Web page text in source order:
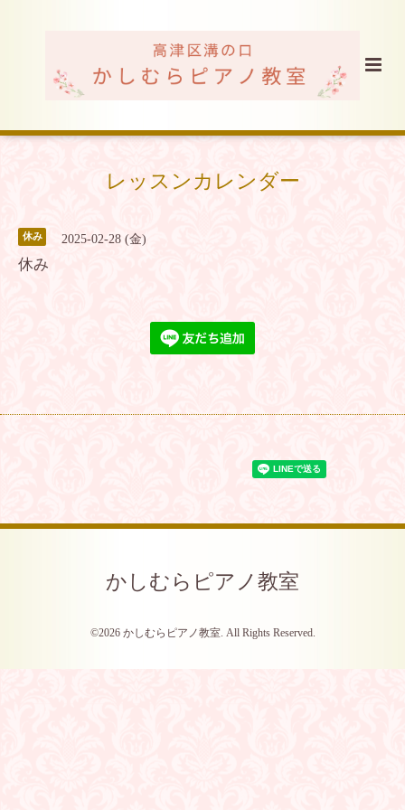
レッスンカレンダー
休み 2025-02-28 (金)
休み
かしむらピアノ教室
©2026 かしむらピアノ教室. All Rights Reserved.